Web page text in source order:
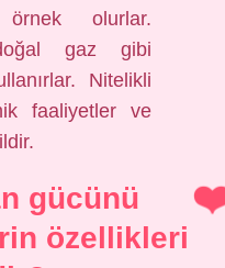
olurlar.
gaz gibi
Nitelikli
faaliyetler ve
gücünü
özellikleri